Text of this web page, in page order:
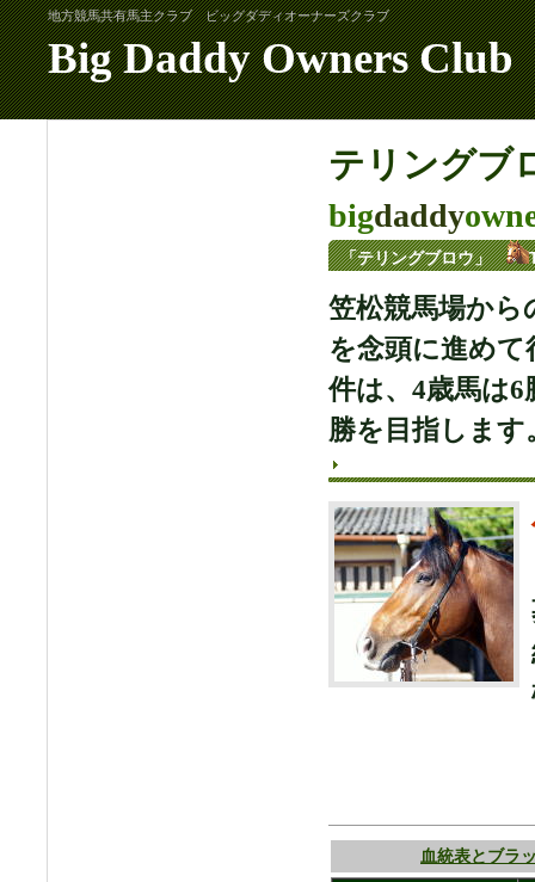
地方競馬共有馬主クラブ ビッグダディオーナーズクラブ
Big Daddy Owners Club
テリングブ
bigdaddy
「テリングブロウ」
笠松競馬場から
を念頭に進め
件は、4歳馬は
勝を目指します
血統表とブラ